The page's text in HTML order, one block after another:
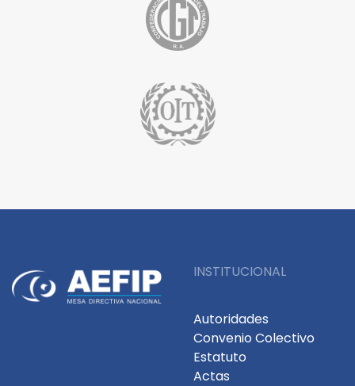
INSTITUCIONAL
Autoridades
Convenio Colectivo
Estatuto
Actas